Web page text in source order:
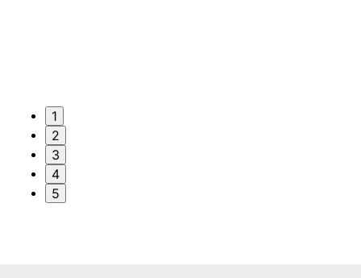
1
2
3
4
5